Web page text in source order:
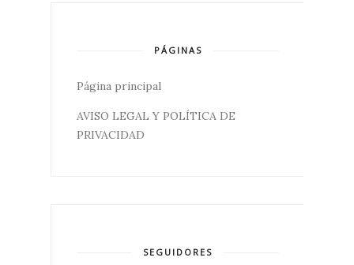
PÁGINAS
Página principal
AVISO LEGAL Y POLÍTICA DE
PRIVACIDAD
SEGUIDORES